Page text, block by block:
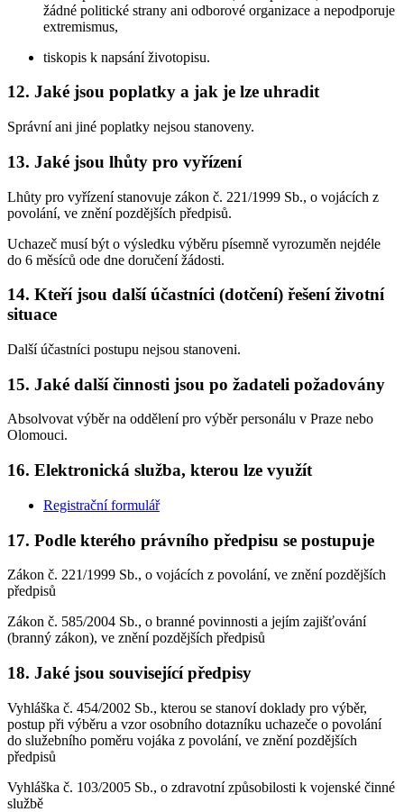
žádné politické strany ani odborové organizace a nepodporuje
extremismus,
tiskopis k napsání životopisu.
12. Jaké jsou poplatky a jak je lze uhradit
Správní ani jiné poplatky nejsou stanoveny.
13. Jaké jsou lhůty pro vyřízení
Lhůty pro vyřízení stanovuje zákon č. 221/1999 Sb., o vojácích z
povolání, ve znění pozdějších předpisů.
Uchazeč musí být o výsledku výběru písemně vyrozuměn nejdéle
do 6 měsíců ode dne doručení žádosti.
14. Kteří jsou další účastníci (dotčení) řešení životní
situace
Další účastníci postupu nejsou stanoveni.
15. Jaké další činnosti jsou po žadateli požadovány
Absolvovat výběr na oddělení pro výběr personálu v Praze nebo
Olomouci.
16. Elektronická služba, kterou lze využít
Registrační formulář
17. Podle kterého právního předpisu se postupuje
Zákon č. 221/1999 Sb., o vojácích z povolání, ve znění pozdějších
předpisů
Zákon č. 585/2004 Sb., o branné povinnosti a jejím zajišťování
(branný zákon), ve znění pozdějších předpisů
18. Jaké jsou související předpisy
Vyhláška č. 454/2002 Sb., kterou se stanoví doklady pro výběr,
postup při výběru a vzor osobního dotazníku uchazeče o povolání
do služebního poměru vojáka z povolání, ve znění pozdějších
předpisů
Vyhláška č. 103/2005 Sb., o zdravotní způsobilosti k vojenské činné
službě